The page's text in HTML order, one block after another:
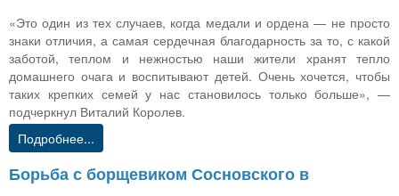
«Это один из тех случаев, когда медали и ордена — не просто
знаки отличия, а самая сердечная благодарность за то, с какой
заботой, теплом и нежностью наши жители хранят тепло
домашнего очага и воспитывают детей. Очень хочется, чтобы
таких крепких семей у нас становилось только больше», —
подчеркнул Виталий Королев.
Подробнее...
Борьба с борщевиком Сосновского в